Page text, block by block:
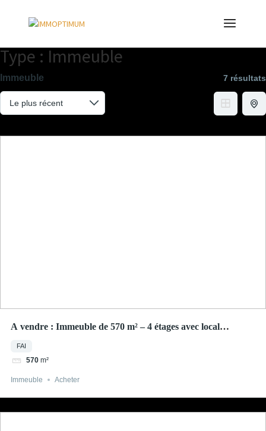
Type : Immeuble
Immeuble 7 résultats
A vendre : Immeuble de 570 m² – 4 étages avec local
FAI
570m²
Immeuble Acheter